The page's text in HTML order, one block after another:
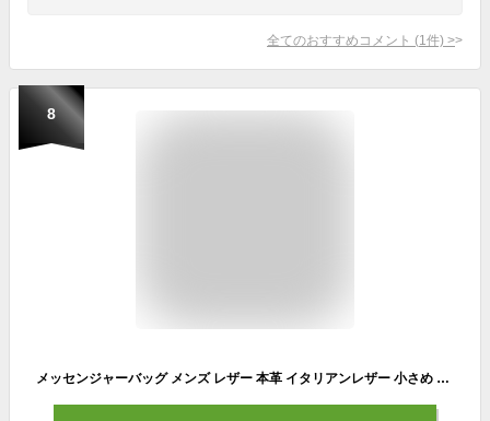
全てのおすすめコメント (1 件) >
8
メッセンジャーバッグ メンズ レザー 本革 イタリアンレザー 小さめ ショルダーバッグ 斜めがけ 肩掛け バッグ 牛革 ボディバッグ フラップ カジュアル カバン 自転車 街乗り DomTeporna Italy ブランド シンプル プレゼント ギフト 送料無料